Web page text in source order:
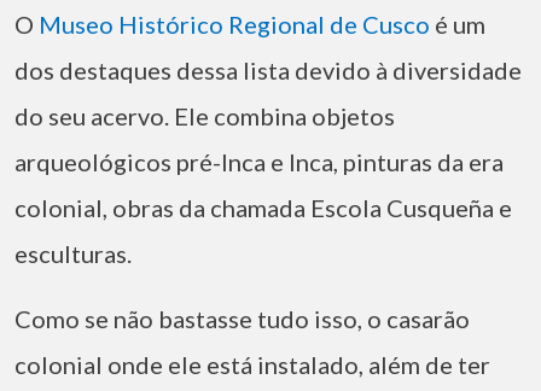
O Museo Histórico Regional de Cusco é um
dos destaques dessa lista devido à diversidade
do seu acervo. Ele combina objetos
arqueológicos pré-Inca e Inca, pinturas da era
colonial, obras da chamada Escola Cusqueña e
esculturas.
Como se não bastasse tudo isso, o casarão
colonial onde ele está instalado, além de ter